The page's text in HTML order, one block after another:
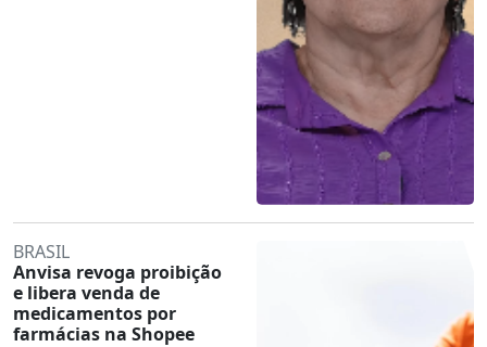
BRASIL
Anvisa revoga proibição
e libera venda de
medicamentos por
farmácias na Shopee